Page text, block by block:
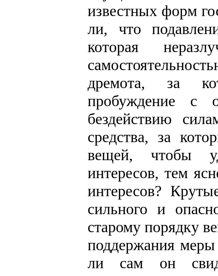
известных форм
ли, что
которая
дремота, за
пробуждение с
бездействию
средства, за
вещей, чтобы
интересов, тем
интересов?
сильного и
старому порядку
поддержания меры
ли сам он